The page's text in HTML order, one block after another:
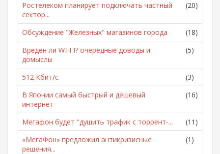
Ростелеком планирует подключать частный
сектор...
(20)
Обсуждение "Железных" магазинов города
(18)
Вреден ли WI-FI? очередные доводы и
домыслы
(5)
512 Кбит/с
(3)
В Японии самый быстрый и дешевый
интернет
(16)
Мегафон будет "душить трафик с торрент-...
(11)
«МегаФон» предложил антикризисные
решения...
(1)